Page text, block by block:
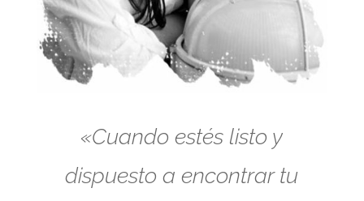
«Cuando estés listo y
dispuesto a encontrar tu